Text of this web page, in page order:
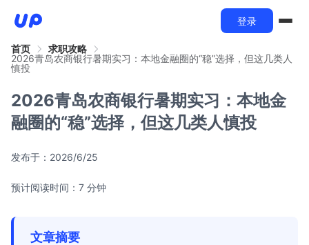
登录
首页
求职攻略
2026青岛农商银行暑期实习：本地金融圈的“稳”选择，但这几类人
慎投
2026青岛农商银行暑期实习：本地金
融圈的“稳”选择，但这几类人慎投
发布于： 2026/6/25
预计阅读时间：7 分钟
文章摘要